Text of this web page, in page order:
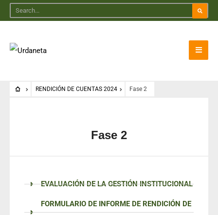
RENDICIÓN DE CUENTAS 2024 Fase 2
Fase 2
EVALUACIÓN DE LA GESTIÓN INSTITUCIONAL
FORMULARIO DE INFORME DE RENDICIÓN DE